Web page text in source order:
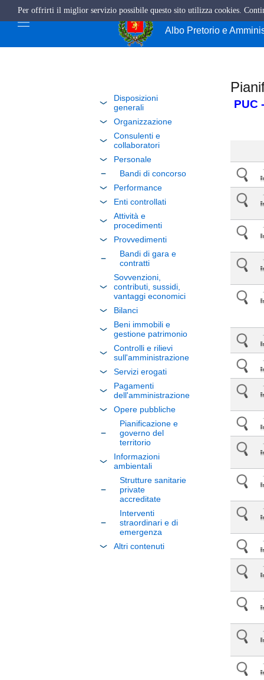
Comune di
Albo Pretorio e
Disposizioni
generali
Organizzazione
Consulenti e
collaboratori
Personale
Bandi di concorso
Performance
Enti controllati
Attività e
procedimenti
Provvedimenti
Bandi di gara e
contratti
Sovvenzioni,
contributi, sussidi,
vantaggi economici
Bilanci
Beni immobili e
gestione patrimonio
Controlli e rilievi
sull'amministrazione
Servizi erogati
Pagamenti
dell'amministrazione
Opere pubbliche
Pianificazione e
governo del
territorio
Informazioni
ambientali
Strutture sanitarie
private
accreditate
Interventi
straordinari e di
emergenza
Altri contenuti
PUC
Per offrirti il miglior servizio possibile questo sito utilizza cookies.